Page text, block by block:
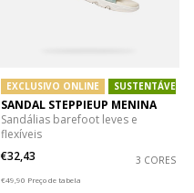
EXCLUSIVO ONLINE SUSTENTÁVEL
SANDAL STEPPIEUP MENINA
Sandálias barefoot leves e
flexíveis
€32,43
3 CORES
€49,90 Preço de tabela